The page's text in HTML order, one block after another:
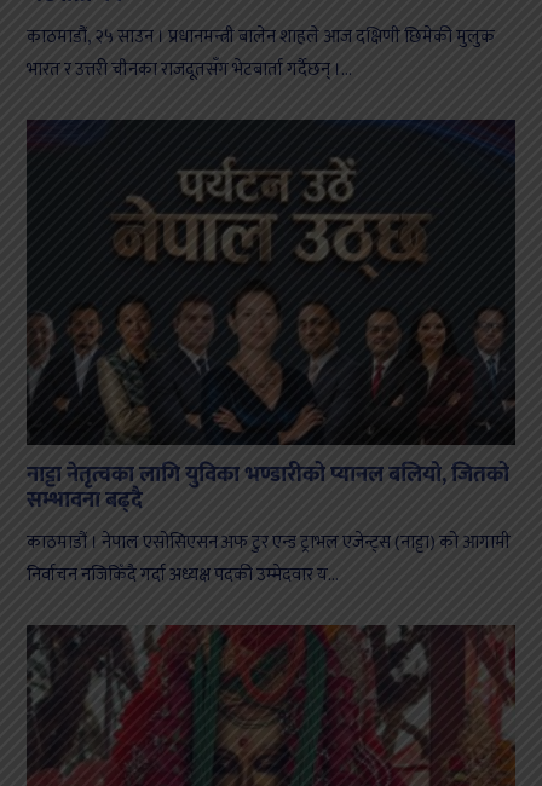
काठमाडौं, २५ साउन । प्रधानमन्त्री बालेन शाहले आज दक्षिणी छिमेकी मुलुक
भारत र उत्तरी चीनका राजदूतसँग भेटबार्ता गर्दैछन् ।...
नाट्टा नेतृत्वका लागि युविका भण्डारीको प्यानल बलियो, जितको
सम्भावना बढ्दै
काठमाडौं । नेपाल एसोसिएसन अफ टुर एन्ड ट्राभल एजेन्ट्स (नाट्टा) को आगामी
निर्वाचन नजिकिँदै गर्दा अध्यक्ष पदकी उम्मेदवार य...